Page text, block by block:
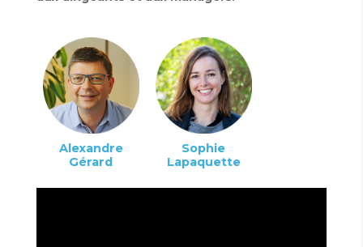
Alexandre
Gérard
Sophie
Lapaquette